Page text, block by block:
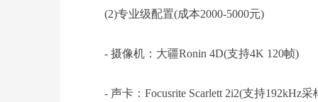
(2)专业级配置(成本2000-5000元)
- 摄像机：大疆Ronin 4D(支持4K 120帧)
- 声卡：Focusrite Scarlett 2i2(支持192kHz采